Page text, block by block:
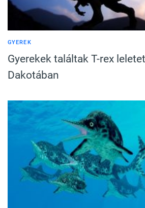
GYEREK
Gyerekek találtak T-rex
Dakotában